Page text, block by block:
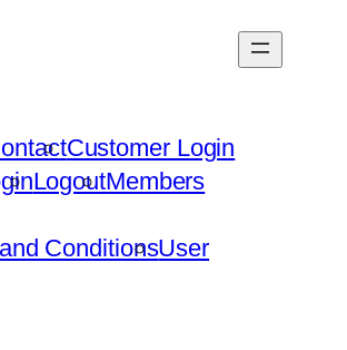
Customer Login
LogoutMembers
ConditionsUser